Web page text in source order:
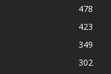
478
423
349
302